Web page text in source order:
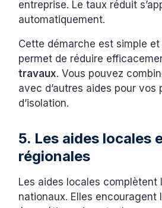
entreprise. Le taux réduit
automatiquement.
Cette démarche est simple et
permet de réduire
travaux. Vous pouvez
avec d’autres aides pour vos
d’isolation.
5. Les aides locales
régionales
Les aides locales complètent
nationaux. Elles encouragent